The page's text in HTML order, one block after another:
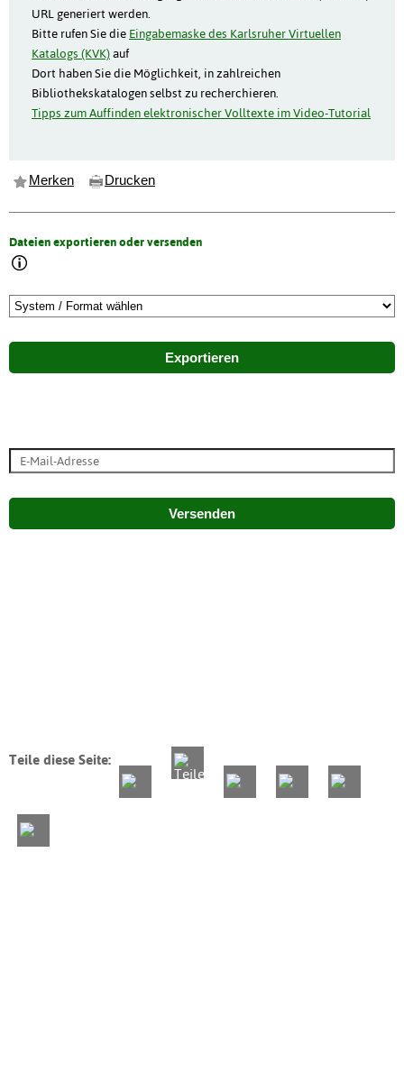
URL generiert werden.
Bitte rufen Sie die Eingabemaske des Karlsruher Virtuellen
Katalogs (KVK)auf
Dort haben Sie die Möglichkeit, in zahlreichen
Bibliothekskatalogen selbst zu recherchieren.
Tipps zum Auffinden elektronischer Volltexte im Video-Tutorial
Merken Drucken
Dateien exportieren oder versenden
Exportieren
Versenden
Teile diese Seite: